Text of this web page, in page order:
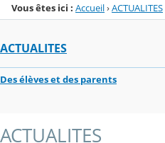
Vous êtes ici : Accueil›ACTUALITES
ACTUALITES
Des élèves et des parents
ACTUALITES